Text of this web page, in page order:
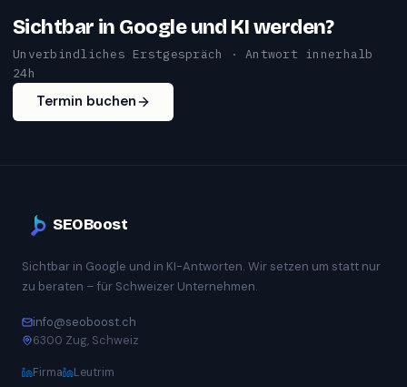
Sichtbar in Google und KI werden?
Unverbindliches Erstgespräch · Antwort innerhalb
24h
Termin buchen
SEOBoost
Sichtbar in Google und in KI-Antworten. Wir setzen um statt nur
zu beraten – für Schweizer Unternehmen.
info@seoboost.ch
6300 Zug, Schweiz
Firma Leutrim